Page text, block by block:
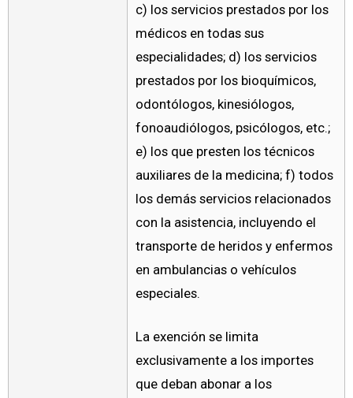
c) los servicios prestados por los
médicos en todas sus
especialidades; d) los servicios
prestados por los bioquímicos,
odontólogos, kinesiólogos,
fonoaudiólogos, psicólogos, etc.;
e) los que presten los técnicos
auxiliares de la medicina; f) todos
los demás servicios relacionados
con la asistencia, incluyendo el
transporte de heridos y enfermos
en ambulancias o vehículos
especiales.
La exención se limita
exclusivamente a los importes
que deban abonar a los